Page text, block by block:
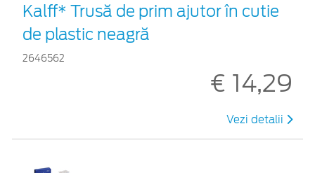
Kalff* Trusă de prim ajutor în cutie
de plastic neagră
2646562
€ 14,29
Vezi detalii